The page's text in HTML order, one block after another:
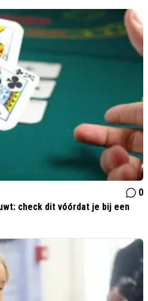
0
check dit vóórdat je bij een